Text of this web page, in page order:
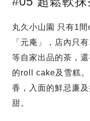
丸久小山園 只有1
「元庵」，店內只
等自家出品的茶，
的roll cake及雪糕
香，入面的鮮忌廉
甜。